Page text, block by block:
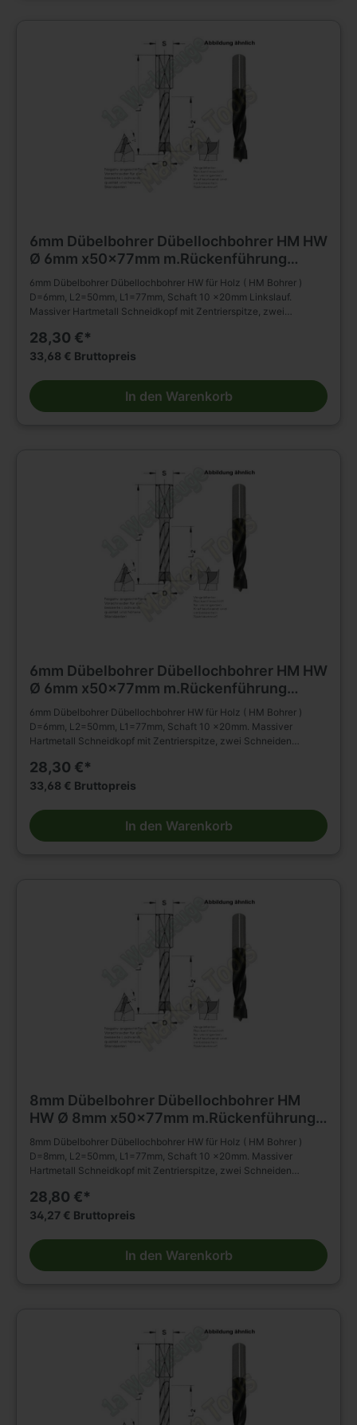
6mm Dübelbohrer Dübellochbohrer HM HW
Ø 6mm x50x77mm m.Rückenführung
Schaft 10mm Z2+V2 L.
6mm Dübelbohrer Dübellochbohrer HW für Holz ( HM Bohrer )
D=6mm, L2=50mm, L1=77mm, Schaft 10 x20mm Linkslauf.
Massiver Hartmetall Schneidkopf mit Zentrierspitze, zwei
kunststoffbeschichtet. Zylinderschaft mit Spannfläche und
Tiefeneinstellschraube. Zum Einsatz im Spannfutter,
CNC Maschinen. Zum Bohren von Sacklöchern z.B. Dübellöchern
in Massivholz, Holz- und Plattenwerkstoffen u.s.w. Weitere Bohrer
und Zubehör finden Sie in unserem Werkzeug Shop.
28,30 €*
33,68 € Bruttopreis
In den Warenkorb
6mm Dübelbohrer Dübellochbohrer HM HW
Ø 6mm x50x77mm m.Rückenführung
Schaft 10mm Z2+V2
6mm Dübelbohrer Dübellochbohrer HW für Holz ( HM Bohrer )
D=6mm, L2=50mm, L1=77mm, Schaft 10 x20mm. Massiver
Hartmetall Schneidkopf mit Zentrierspitze, zwei Schneiden
kunststoffbeschichtet. Zylinderschaft mit Spannfläche und
Tiefeneinstellschraube. Zum Einsatz im Spannfutter,
CNC Maschinen. Zum Bohren von Sacklöchern z.B. Dübellöchern
in Massivholz, Holz- und Plattenwerkstoffen u.s.w. Weitere Bohrer
und Zubehör finden Sie in unserem Werkzeug Shop.
28,30 €*
33,68 € Bruttopreis
In den Warenkorb
8mm Dübelbohrer Dübellochbohrer HM
HW Ø 8mm x50x77mm m.Rückenführung
Schaft 10mm Z2+V2
8mm Dübelbohrer Dübellochbohrer HW für Holz ( HM Bohrer )
D=8mm, L2=50mm, L1=77mm, Schaft 10 x20mm. Massiver
Hartmetall Schneidkopf mit Zentrierspitze, zwei Schneiden
kunststoffbeschichtet. Zylinderschaft mit Spannfläche und
Tiefeneinstellschraube. Zum Einsatz im Spannfutter,
CNC Maschinen. Zum Bohren von Sacklöchern z.B. Dübellöchern
in Massivholz, Holz- und Plattenwerkstoffen u.s.w. Weitere Bohrer
und Zubehör finden Sie in unserem Werkzeug Shop.
28,80 €*
34,27 € Bruttopreis
In den Warenkorb